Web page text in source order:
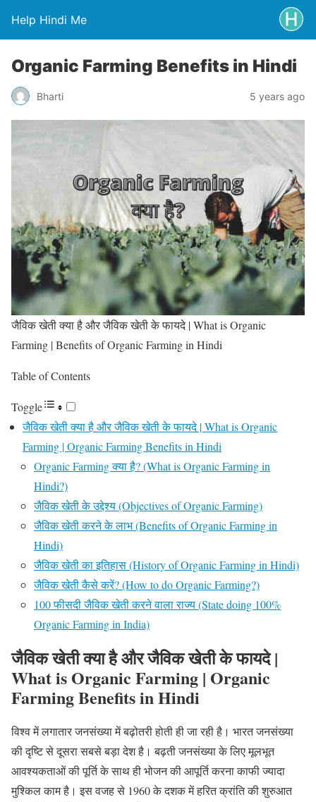
Help Hindi Me
Organic Farming Benefits in Hindi
Bharti 5 years ago
जैविक खेती क्या है और जैविक खेती के फायदे | What is Organic
Farming | Benefits of Organic Farming in Hindi
Table of Contents
Toggle
जैविक खेती क्या है और जैविक खेती के फायदे | What is Organic
Farming | Organic Farming Benefits in Hindi
Organic Farming क्या है? (What is Organic Farming in
Hindi?)
जैविक खेती के उद्देश्य (Objectives of Organic Farming)
जैविक खेती करने के लाभ (Benefits of Organic Farming in
Hindi)
जैविक खेती का इतिहास (History of Organic Farming in Hindi)
जैविक खेती कैसे करें? (How to do Organic Farming?)
100 फीसदी जैविक खेती करने वाला राज्य (State doing 100%
Organic Farming in India)
जैविक खेती क्या है और जैविक खेती के फायदे |
What is Organic Farming | Organic
Farming Benefits in Hindi
विश्व में लगातार जनसंख्या में बढ़ोतरी होती ही जा रही है। भारत जनसंख्या
की दृष्टि से दूसरा सबसे बड़ा देश है। बढ़ती जनसंख्या के लिए मूलभूत
आवश्यकताओं की पूर्ति के साथ ही भोजन की आपूर्ति करना काफी ज्यादा
मुश्किल काम है। इस वजह से 1960 के दशक में हरित क्रांति की शुरुआत